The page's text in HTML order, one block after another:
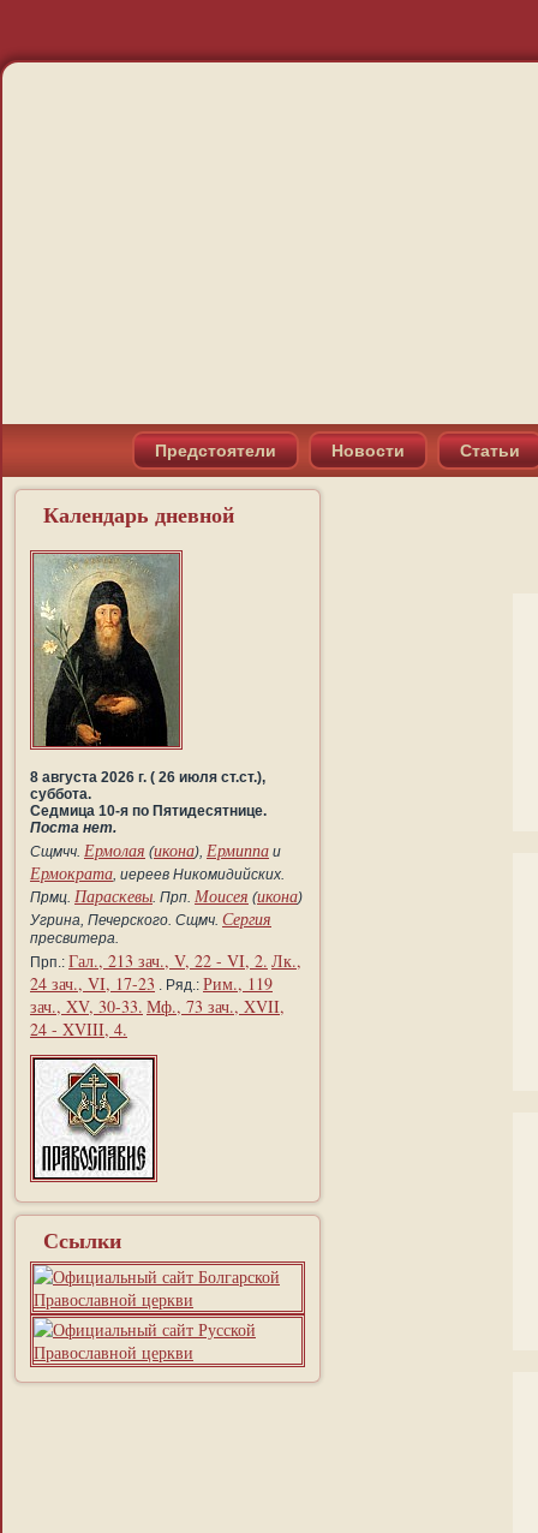
Предстоятели Новости Статьи
Календарь дневной
8 августа 2026 г. ( 26 июля ст.ст.),
суббота.
Седмица 10-я по Пятидесятнице.
Поста нет.
Сщмчч. Ермолая (икона), Ермиппа и
Ермократа, иереев Никомидийских.
Прмц. Параскевы. Прп. Моисея (икона)
Угрина, Печерского. Сщмч. Сергия
пресвитера.
Прп.: Гал., 213 зач., V, 22 - VI, 2. Лк.,
24 зач., VI, 17-23 . Ряд.: Рим., 119
зач., XV, 30-33. Мф., 73 зач., XVII,
24 - XVIII, 4.
Ссылки